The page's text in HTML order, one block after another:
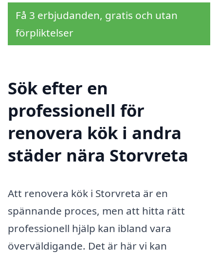
Få 3 erbjudanden, gratis och utan
förpliktelser
Sök efter en
professionell för
renovera kök i andra
städer nära Storvreta
Att renovera kök i Storvreta är en
spännande proces, men att hitta rätt
professionell hjälp kan ibland vara
överväldigande. Det är här vi kan